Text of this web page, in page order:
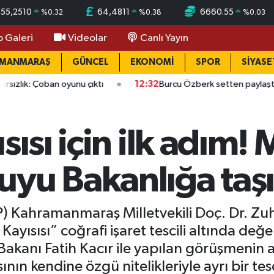
55,2510 %0.32 64,4811 %0.38 6660.55 %0.03
Galeri Videolar Canlı Yayın
GÜNCEL EKONOMİ SPOR
çıktı 12:32Burcu Özberk setten paylaştı: Doğal
için ilk
Bakanlığa
Kahramanmaraş Milletvekili Doç. Dr.
coğrafi işaret tescili altında
Fatih Kacır ile yapılan görüşmenin
kendine özgü nitelikleriyle ayrı bir